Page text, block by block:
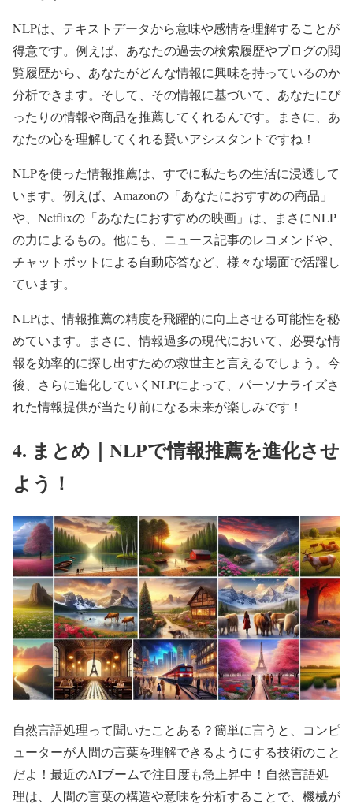
NLPは、テキストデータから意味や感情を理解することが
得意です。例えば、あなたの過去の検索履歴やブログの閲
覧履歴から、あなたがどんな情報に興味を持っているのか
分析できます。そして、その情報に基づいて、あなたにぴ
ったりの情報や商品を推薦してくれるんです。まさに、あ
なたの心を理解してくれる賢いアシスタントですね！
NLPを使った情報推薦は、すでに私たちの生活に浸透して
います。例えば、Amazonの「あなたにおすすめの商品」
や、Netflixの「あなたにおすすめの映画」は、まさにNLP
の力によるもの。他にも、ニュース記事のレコメンドや、
チャットボットによる自動応答など、様々な場面で活躍し
ています。
NLPは、情報推薦の精度を飛躍的に向上させる可能性を秘
めています。まさに、情報過多の現代において、必要な情
報を効率的に探し出すための救世主と言えるでしょう。今
後、さらに進化していくNLPによって、パーソナライズさ
れた情報提供が当たり前になる未来が楽しみです！
4. まとめ｜NLPで情報推薦を進化させ
よう！
自然言語処理って聞いたことある？簡単に言うと、コンピ
ューターが人間の言葉を理解できるようにする技術のこと
だよ！最近のAIブームで注目度も急上昇中！自然言語処
理は、人間の言葉の構造や意味を分析することで、機械が